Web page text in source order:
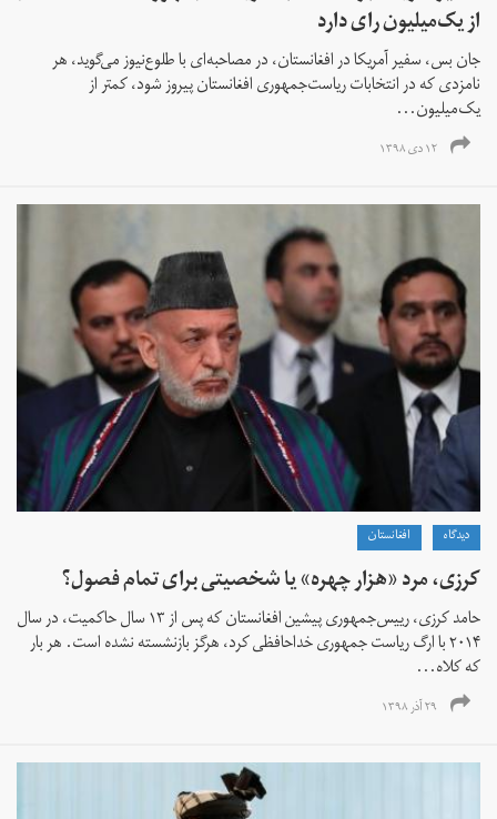
از یک‌میلیون رای دارد
جان بس، سفیر آمریکا در افغانستان، در مصاحبه‌ای با طلوع‌نیوز می‌گوید، هر
نامزدی‌ که در انتخابات ریاست‌جمهوری افغانستان پیروز شود، کمتر از
یک‌میلیون...
۱۲ دی ۱۳۹۸
دیدگاه افغانستان
کرزی، مرد «هزار چهره» یا شخصیتی برای تمام فصول؟
حامد کرزی، رییس‌جمهوری پیشین افغانستان که پس از ۱۳ سال حاکمیت، در سال
۲۰۱۴ با ارگ ریاست جمهوری خداحافظی کرد، هرگز بازنشسته نشده است. هر بار
که کلاه...
۲۹ آذر ۱۳۹۸